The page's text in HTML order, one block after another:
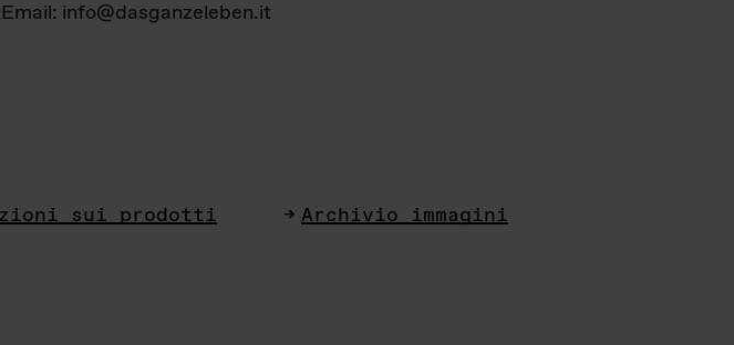
Email: info@dasganzeleben.it
sui prodotti Archivio immagini